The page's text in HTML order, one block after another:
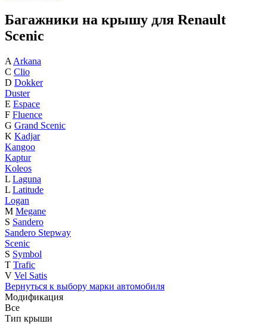
Багажники на крышу для Renault
Scenic
A Arkana
C Clio
D Dokker
Duster
E Espace
F Fluence
G Grand Scenic
K Kadjar
Kangoo
Kaptur
Koleos
L Laguna
L Latitude
Logan
M Megane
S Sandero
Sandero Stepway
Scenic
S Symbol
T Trafic
V Vel Satis
Вернуться к выбору марки автомобиля
Модификация
Все
Тип крыши